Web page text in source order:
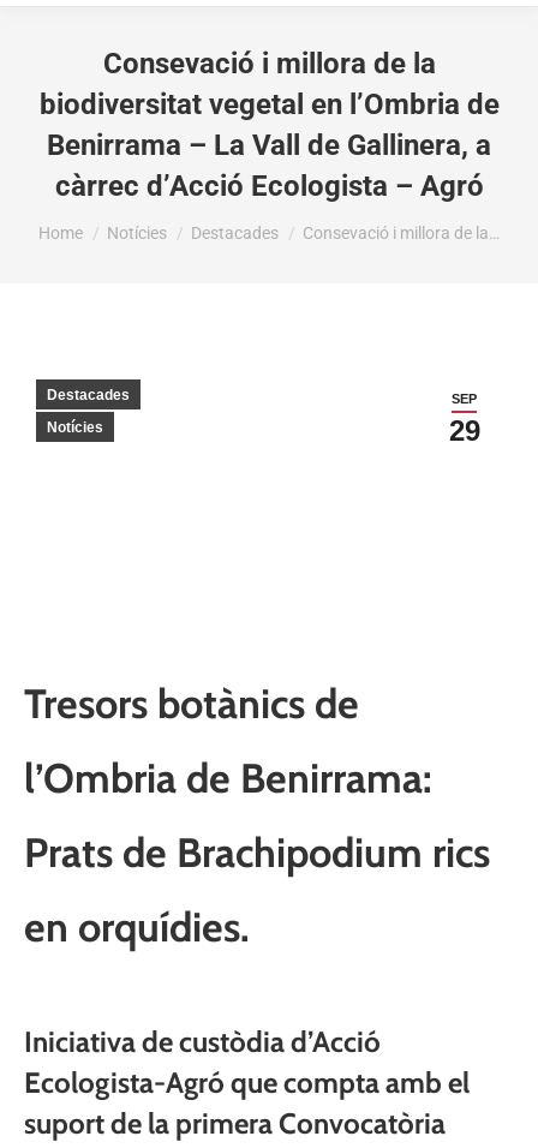
Consevació i millora de la
biodiversitat vegetal en l’Ombria de
Benirrama – La Vall de Gallinera, a
càrrec d’Acció Ecologista – Agró
You are here:
Home Notícies Destacades Consevació i millora de la…
SEP
29
Destacades
Notícies
Tresors botànics de
l’Ombria de Benirrama:
Prats de Brachipodium rics
en orquídies.
Iniciativa de custòdia d’Acció
Ecologista-Agró que compta amb el
suport de la primera Convocatòria